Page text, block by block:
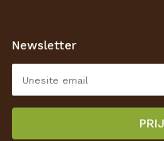
Korištenje kolačića
Reklamacije
Isporuka
Newsletter